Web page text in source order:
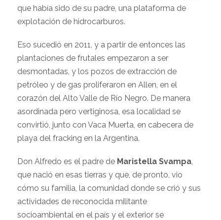
que había sido de su padre, una plataforma de
explotación de hidrocarburos.
Eso sucedió en 2011, y a partir de entonces las
plantaciones de frutales empezaron a ser
desmontadas, y los pozos de extracción de
petróleo y de gas proliferaron en Allen, en el
corazón del Alto Valle de Rí­o Negro. De manera
asordinada pero vertiginosa, esa localidad se
convirtió, junto con Vaca Muerta, en cabecera de
playa del fracking en la Argentina.
Don Alfredo es el padre de Maristella Svampa,
que nació en esas tierras y que, de pronto, vio
cómo su familia, la comunidad donde se crió y sus
actividades de reconocida militante
socioambiental en el paí­s y el exterior se